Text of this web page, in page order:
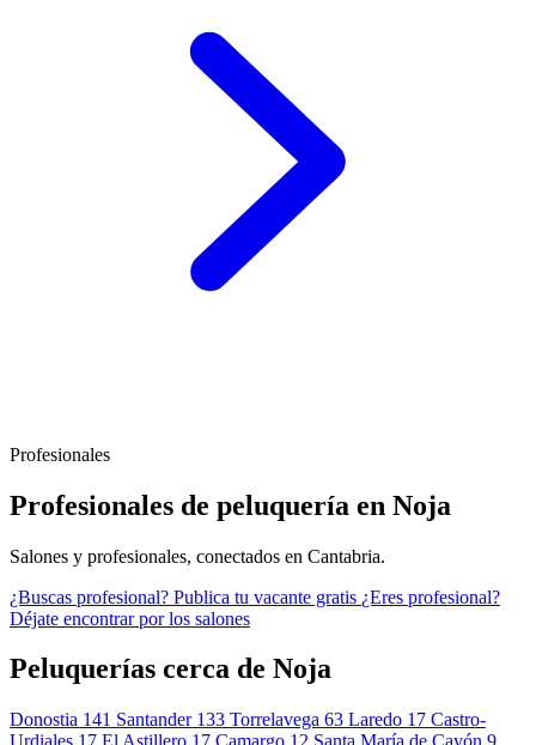
Profesionales
Profesionales de peluquería en Noja
Salones y profesionales, conectados en Cantabria.
¿Buscas profesional? Publica tu vacante gratis ¿Eres profesional?
Déjate encontrar por los salones
Peluquerías cerca de Noja
Donostia 141 Santander 133 Torrelavega 63 Laredo 17 Castro-